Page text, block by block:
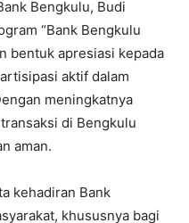
Bengkulu, Budi
“Bank Bengkulu
bentuk apresiasi kepada
aktif dalam
meningkatnya
di Bengkulu
aman.
kehadiran Bank
khususnya bagi